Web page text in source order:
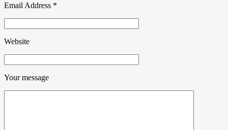
Email Address *
Website
Your message